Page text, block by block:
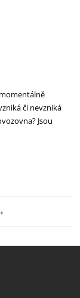
či nevzniká
Jsou